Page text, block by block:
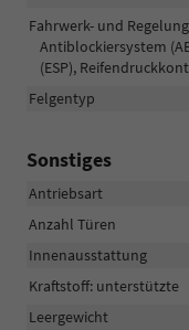
Fahrwerk- und
Antiblockiersystem
(ESP),
Felgentyp
Sonstiges
Antriebsart
Anzahl Türen
Innenausstattung
Kraftstoff: unterstützte
Leergewicht